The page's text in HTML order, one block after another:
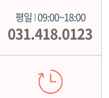
평일 | 09:00~18:00
031.418.0123